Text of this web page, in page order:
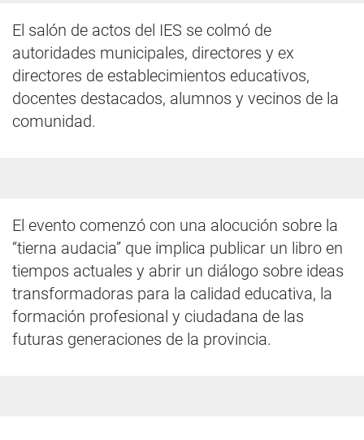
El salón de actos del IES se colmó de
autoridades municipales, directores y ex
directores de establecimientos educativos,
docentes destacados, alumnos y vecinos de la
comunidad.
El evento comenzó con una alocución sobre la
“tierna audacia” que implica publicar un libro en
tiempos actuales y abrir un diálogo sobre ideas
transformadoras para la calidad educativa, la
formación profesional y ciudadana de las
futuras generaciones de la provincia.